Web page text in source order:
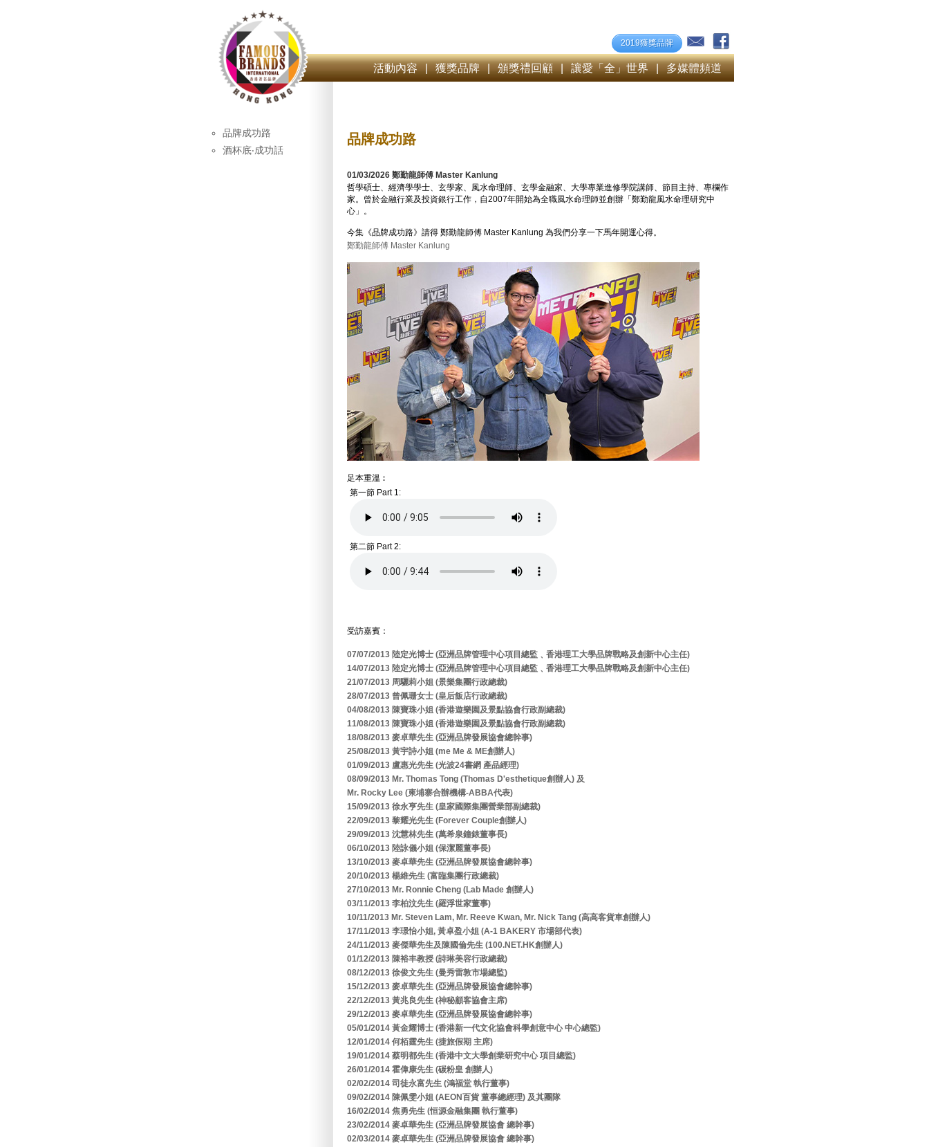
2019獲獎品牌
活動內容 | 獲獎品牌 | 頒獎禮回顧 | 讓愛「全」世界 | 多媒體頻道
品牌成功路
酒杯底‧成功話
品牌成功路
01/03/2026 鄭勤龍師傅 Master Kanlung
哲學碩士、經濟學學士、玄學家、風水命理師、玄學金融家、大學專業進修學院講師、節目主持、專欄作
家。曾於金融行業及投資銀行工作，自2007年開始為全職風水命理師並創辦「鄭勤龍風水命理研究中
心」。
今集《品牌成功路》請得 鄭勤龍師傅 Master Kanlung 為我們分享一下馬年開運心得。
鄭勤龍師傅 Master Kanlung
足本重溫︰
第一節 Part 1:
第二節 Part 2:
受訪嘉賓：
07/07/2013 陸定光博士 (亞洲品牌管理中心項目總監﹑香港理工大學品牌戰略及創新中心主任)
14/07/2013 陸定光博士 (亞洲品牌管理中心項目總監﹑香港理工大學品牌戰略及創新中心主任)
21/07/2013 周驪莉小姐 (景樂集團行政總裁)
28/07/2013 曾佩珊女士 (皇后飯店行政總裁)
04/08/2013 陳寶珠小姐 (香港遊樂園及景點協會行政副總裁)
11/08/2013 陳寶珠小姐 (香港遊樂園及景點協會行政副總裁)
18/08/2013 麥卓華先生 (亞洲品牌發展協會總幹事)
25/08/2013 黃宇詩小姐 (me Me & ME創辦人)
01/09/2013 盧惠光先生 (光波24書網 產品經理)
08/09/2013 Mr. Thomas Tong (Thomas D'esthetique創辦人) 及
Mr. Rocky Lee (柬埔寨合辦機構-ABBA代表)
15/09/2013 徐永亨先生 (皇家國際集團營業部副總裁)
22/09/2013 黎耀光先生 (Forever Couple創辦人)
29/09/2013 沈慧林先生 (萬希泉鐘錶董事長)
06/10/2013 陸詠儀小姐 (保潔麗董事長)
13/10/2013 麥卓華先生 (亞洲品牌發展協會總幹事)
20/10/2013 楊維先生 (富臨集團行政總裁)
27/10/2013 Mr. Ronnie Cheng (Lab Made 創辦人)
03/11/2013 李柏汶先生 (羅浮世家董事)
10/11/2013 Mr. Steven Lam, Mr. Reeve Kwan, Mr. Nick Tang (高高客貨車創辦人)
17/11/2013 李璟怡小姐, 黃卓盈小姐 (A-1 BAKERY 市場部代表)
24/11/2013 麥傑華先生及陳國倫先生 (100.NET.HK創辦人)
01/12/2013 陳裕丰教授 (詩琳美容行政總裁)
08/12/2013 徐俊文先生 (曼秀雷敦市場總監)
15/12/2013 麥卓華先生 (亞洲品牌發展協會總幹事)
22/12/2013 黃兆良先生 (神秘顧客協會主席)
29/12/2013 麥卓華先生 (亞洲品牌發展協會總幹事)
05/01/2014 黃金耀博士 (香港新一代文化協會科學創意中心 中心總監)
12/01/2014 何栢霆先生 (捷旅假期 主席)
19/01/2014 蔡明都先生 (香港中文大學創業研究中心 項目總監)
26/01/2014 霍偉康先生 (碳粉皇 創辦人)
02/02/2014 司徒永富先生 (鴻福堂 執行董事)
09/02/2014 陳佩雯小姐 (AEON百貨 董事總經理) 及其團隊
16/02/2014 焦勇先生 (恒源金融集團 執行董事)
23/02/2014 麥卓華先生 (亞洲品牌發展協會 總幹事)
02/03/2014 麥卓華先生 (亞洲品牌發展協會 總幹事)